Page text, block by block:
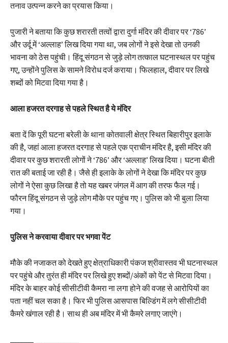
तनाव उत्पन्न करने का प्रयास किया।
पुजारी ने बताया कि कुछ शरारती तत्वों द्वारा दुर्गा मंदिर की दीवार पर ‘786’
और उर्दू में ‘अल्लाह’ लिख दिया गया था, जब लोगों ने इसे देखा तो उनकी
भावना को ठेस पहुंची। हिंदू संगठन से जुड़े लोग तत्काल घटनास्थल पर पहुंच
गए, उन्होंने पुलिस के सामने विरोध दर्ज कराया। फिलहाल, दीवार पर लिखे
शब्दों को मिटवा दिया गया है।
आला हजरत दरगाह से पहले स्थित है ये मंदिर
बता दें कि पूरी घटना बरेली के थाना कोतवाली क्षेत्र स्थित बिहारीपुर इलाके
की है, जहां आला हजरत दरगाह से पहले एक प्राचीन मंदिर है, इसी मंदिर की
दीवार पर कुछ शरारती लोगों ने ‘786’ और ‘अल्लाह’ लिख दिया। घटना बीती
रात की बताई जा रही है। जैसे ही इलाके के लोगों ने देखा कि मंदिर पर कुछ
लोगों ने ऐसा कुछ लिखा है तो यह खबर जंगल में आग की तरफ फैल गई।
फौरन हिंदू संगठन से जुड़े लोग मौके पर पहुंच गए। पुलिस को भी बुला लिया
गया।
पुलिस ने करवाया दीवार पर भगवा पेंट
मौके की नजाकत को देखते हुए क्षेत्राधिकारी पंकज श्रीवास्तव भी घटनास्थल
पर पहुंचे और तुरंत ही मंदिर पर लिखे हुए शब्दों/अंकों को पेंट से मिटवा दिया।
मंदिर के बाहर कोई सीसीटीवी कैमरा ना लगा होने की वजह से आरोपियों का
पता नहीं चल सका है। फिर भी पुलिस आसपास बिल्डिंग में लगे सीसीटीवी
कैमरे खंगाल रही है। साथ ही अब मंदिर में भी कैमरे लगाए जाएंगे।